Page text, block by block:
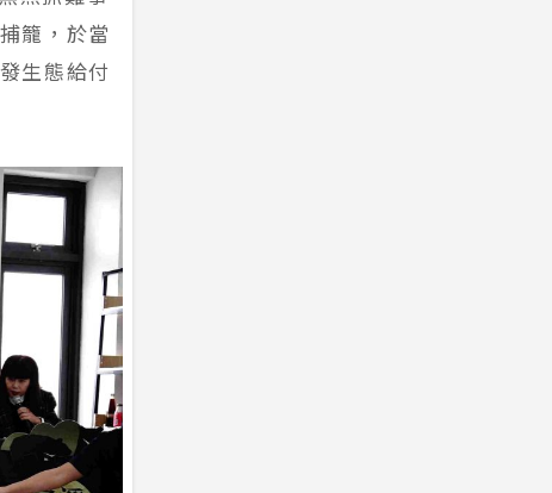
籠，於當
生態給付